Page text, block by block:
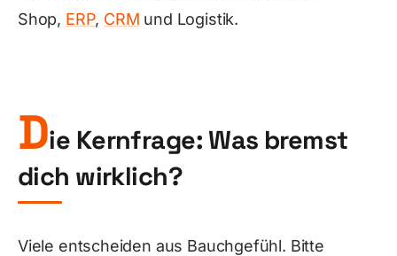
Shop, ERP, CRM und Logistik.
Die Kernfrage: Was bremst
dich wirklich?
Viele entscheiden aus Bauchgefühl. Bitte